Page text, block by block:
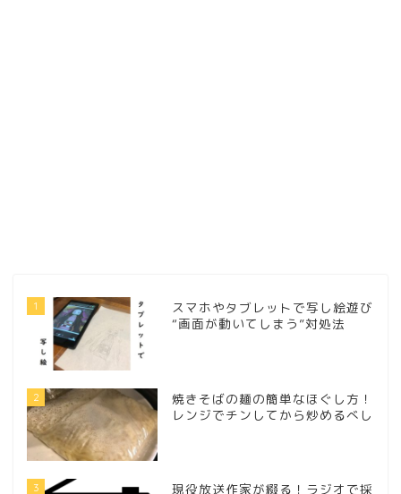
1
スマホやタブレットで写し絵遊び
“画面が動いてしまう”対処法
2
焼きそばの麺の簡単なほぐし方！
レンジでチンしてから炒めるべし
3
現役放送作家が綴る！ラジオで採